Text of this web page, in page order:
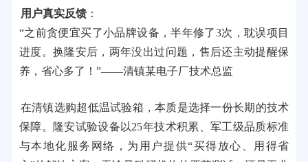
用户真实反馈：
“之前贪便宜买了小品牌设备，半年修了3次，耽误项目
进度。换隆安后，两年没出过问题，售后还主动提醒保
养，省心多了！”——清镇某电子厂技术总监
在清镇选购超低温试验箱，本质是选择一份长期的技术
保障。隆安试验设备以25年技术积累、军工级品质标准
与本地化服务网络，为用户提供“买得放心、用得省